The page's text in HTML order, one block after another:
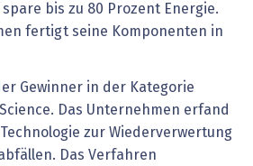
bis zu 80 Prozent Energie.
fertigt seine Komponenten in
Gewinner in der Kategorie
Das Unternehmen erfand
zur Wiederverwertung
Das Verfahren